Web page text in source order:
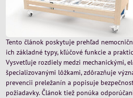
Tento článok poskytuje prehľad
ich základné typy, kľúčové funkcie a
Vysvetľuje rozdiely medzi mechanickými,
špecializovanými lôžkami, zdôrazňuje
prevencii preležanín a popisuje
požiadavky. Článok tiež ponúka